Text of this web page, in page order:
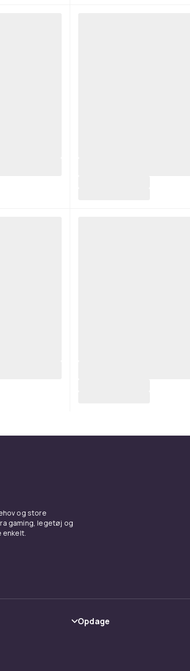
og store
gaming, legetøj og
Opdage